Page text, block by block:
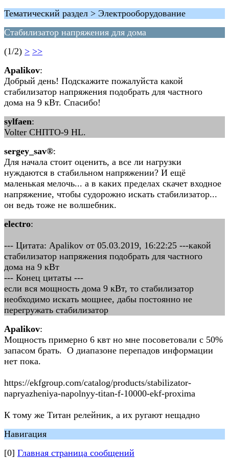
Тематический раздел > Электрооборудование
Стабилизатор напряжения для дома
(1/2) > >>
Apalikov:
Добрый день! Подскажите пожалуйста какой
стабилизатор напряжения подобрать для частного
дома на 9 кВт. Спасибо!
sylfaen:
Volter СНПТО-9 HL.
sergey_sav®:
Для начала стоит оценить, а все ли нагрузки
нуждаются в стабильном напряжении? И ещё
маленькая мелочь... а в каких пределах скачет входное
напряжение, чтобы судорожно искать стабилизатор...
он ведь тоже не волшебник.
electro:
--- Цитата: Apalikov от 05.03.2019, 16:22:25 ---какой
стабилизатор напряжения подобрать для частного
дома на 9 кВт
--- Конец цитаты ---
если вся мощность дома 9 кВт, то стабилизатор
необходимо искать мощнее, дабы постоянно не
перегружать стабилизатор
Apalikov:
Мощность примерно 6 квт но мне посоветовали с 50%
запасом брать. О диапазоне перепадов информации
нет пока.
https://ekfgroup.com/catalog/products/stabilizator-
napryazheniya-napolnyy-titan-f-10000-ekf-proxima
К тому же Титан релейник, а их ругают нещадно
Навигация
[0] Главная страница сообщений